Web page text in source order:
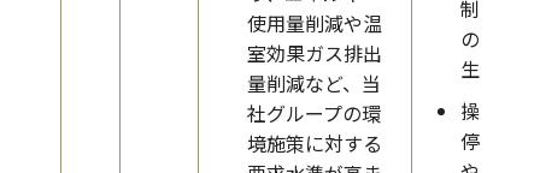
使用量削減や温
室効果ガス排出
量削減など、当
社グループの環
境施策に対する
制約
の発
生
操業
停止